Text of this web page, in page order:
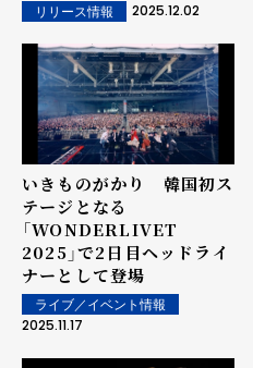
リリース情報 2025.12.02
いきものがかり 韓国初ス
テージとなる
「WONDERLIVET
2025」で2日目ヘッドライ
ナーとして登場
ライブ／イベント情報
2025.11.17